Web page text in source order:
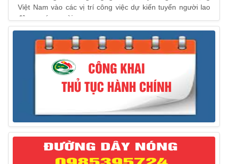
31/03/2025
Thông báo treo cờ Tổ quốc nhân kỷ niệm 50 năm
Ngày giải phóng tỉnh Phú Yên (01/4/1975 – 01/4/2025)
28/03/2025
Thông báo giới thiệu, cung ứng lao động Việt Nam
cho Liên danh Hengtong International Engineering Co.,Ltd
Thông báo đăng ký tiếp công dân định kỳ đợt 02
tháng 3/2025 của Chủ tịch UBND huyện
12/03/2025